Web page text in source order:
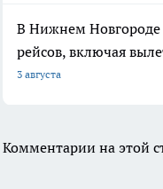
В Нижнем Новгороде
рейсов, включая
3 августа
Комментарии на этой